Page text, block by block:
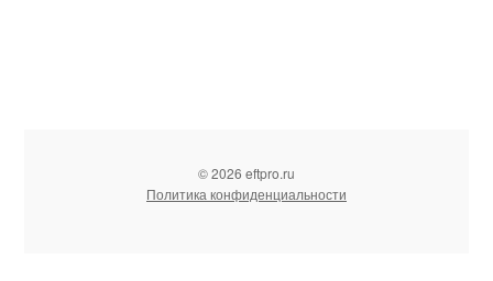
© 2026 eftpro.ru
Политика конфиденциальности